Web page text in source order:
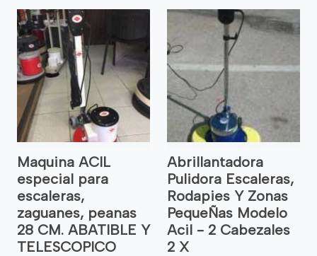
Maquina ACIL
especial para
escaleras,
zaguanes, peanas
28 CM. ABATIBLE Y
TELESCOPICO
Abrillantadora
Pulidora Escaleras,
Rodapies Y Zonas
PequeÑas Modelo
Acil - 2 Cabezales
2 X